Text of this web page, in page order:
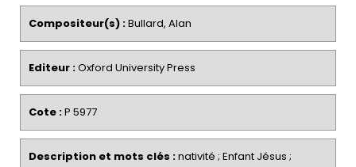
Compositeur(s) :Bullard, Alan
Editeur :Oxford University Press
Cote :P 5977
Description et mots clés :nativité ; Enfant Jésus ;